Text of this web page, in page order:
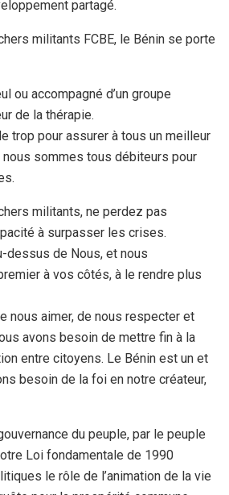
partagé.
militants FCBE, le Bénin se porte
ou accompagné d’un groupe
de la thérapie.
trop pour assurer à tous un meilleur
nous sommes tous débiteurs pour
militants, ne perdez pas
à surpasser les crises.
dessus de Nous, et nous
à vos côtés, à le rendre plus
nous aimer, de nous respecter et
avons besoin de mettre fin à la
entre citoyens. Le Bénin est un et
besoin de la foi en notre créateur,
du peuple, par le peuple
Loi fondamentale de 1990
le rôle de l’animation de la vie